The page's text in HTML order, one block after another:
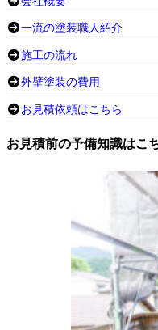
一流の塗装職人紹介
施工の流れ
外壁塗装の費用
お見積依頼はこちら
お見積前の予備知識はこ